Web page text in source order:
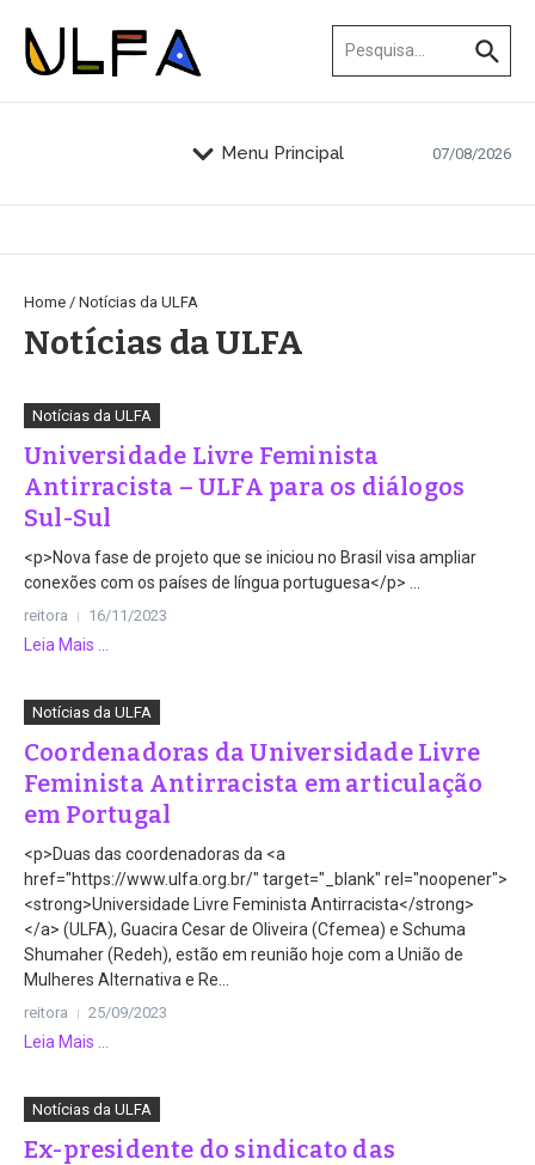
Menu Principal 07/08/2026
Home / Notícias da ULFA
Notícias da ULFA
Notícias da ULFA
Universidade Livre Feminista
Antirracista – ULFA para os diálogos
Sul-Sul
<p>Nova fase de projeto que se iniciou no Brasil visa ampliar
conexões com os países de língua portuguesa</p> ...
reitora 16/11/2023
Leia Mais ...
Notícias da ULFA
Coordenadoras da Universidade Livre
Feminista Antirracista em articulação
em Portugal
<p>Duas das coordenadoras da <a
href="https://www.ulfa.org.br/" target="_blank" rel="noopener">
<strong>Universidade Livre Feminista Antirracista</strong>
</a> (ULFA), Guacira Cesar de Oliveira (Cfemea) e Schuma
Shumaher (Redeh), estão em reunião hoje com a União de
Mulheres Alternativa e Re...
reitora 25/09/2023
Leia Mais ...
Notícias da ULFA
Ex-presidente do sindicato das